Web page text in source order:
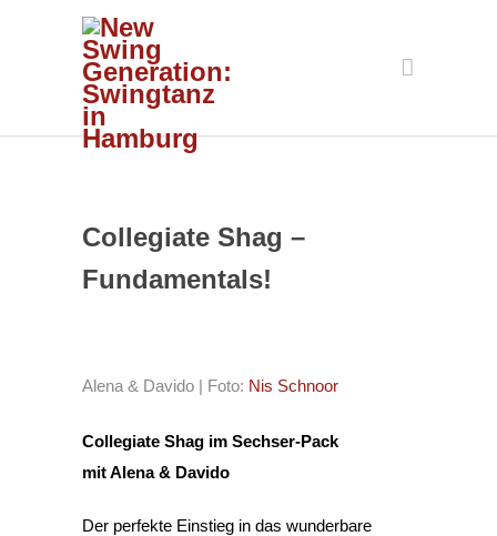
Collegiate Shag –
Fundamentals!
Alena & Davido | Foto: Nis Schnoor
Collegiate Shag im Sechser-Pack
mit Alena & Davido
Der perfekte Einstieg in das wunderbare